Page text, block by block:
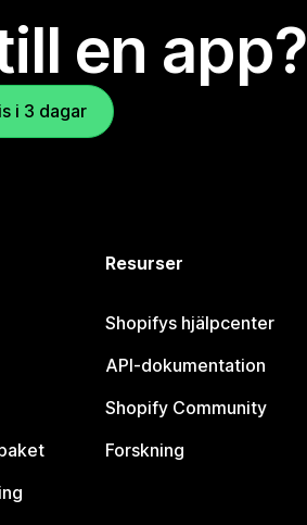
en app?
i 3 dagar
Resurser
Shopifys hjälpcenter
API-dokumentation
Shopify Community
Forskning